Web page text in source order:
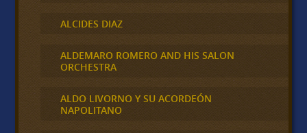
ALCIDES DIAZ
ALDEMARO ROMERO AND HIS SALON
ORCHESTRA
ALDO LIVORNO Y SU ACORDEÓN
NAPOLITANO